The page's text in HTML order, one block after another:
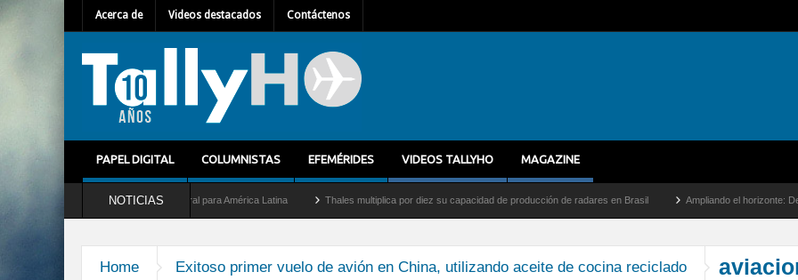
Acerca de Videos destacados Contáctenos
PAPEL DIGITAL COLUMNISTAS EFEMÉRIDES VIDEOS TALLYHO MAGAZINE
NOTICIAS
Mallet como nuevo Director General para América Latina Thales multiplica por diez su capacidad de producción de radares en Brasil Ampliando el horizonte: Dentro
Home Exitoso primer vuelo de avión en China, utilizando aceite de cocina reciclado